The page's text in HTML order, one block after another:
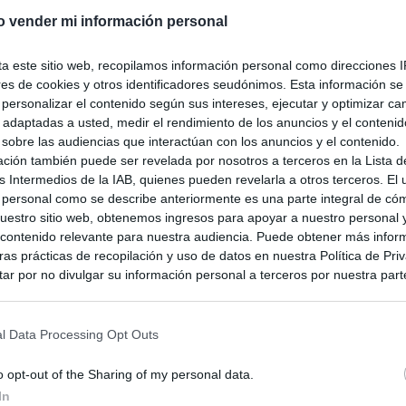
vender mi información personal
este sitio web, recopilamos información personal como direcciones
de cookies y otros identificadores seudónimos. Esta información
el contenido según sus intereses, ejecutar y optimizar
adaptadas a usted, medir el rendimiento de los anuncios y el
las audiencias que interactúan con los anuncios y el contenido.
también puede ser revelada por nosotros a terceros en la Lista
Intermedios de la IAB, quienes pueden revelarla a otros terceros. El
como se describe anteriormente es una parte integral de
sitio web, obtenemos ingresos para apoyar a nuestro personal
relevante para nuestra audiencia. Puede obtener más
prácticas de recopilación y uso de datos en nuestra Política de
por no divulgar su información personal a terceros por nuestra
en la información personal utilizada por nosotros o en
por no participar en la divulgación adicional de su información
en la Lista de participantes intermedios de la IAB.
Data Processing Opt Outs
opt-out of the Sharing of my personal data.
aterriza como iconos de
Mystery Dungeon: Red
available on Nintendo
game on Nintendo
https://t.co/NWlAdn5F0o
February 3, 2026